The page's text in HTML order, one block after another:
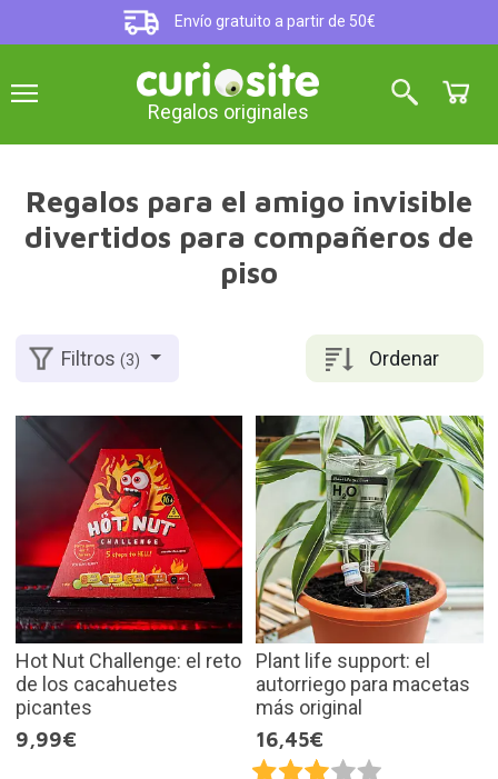
Envío gratuito a partir de 50€
Regalos originales
Regalos para el amigo invisible
divertidos para compañeros de
piso
Ordenar
Filtros(3)
Hot Nut Challenge: el reto
de los cacahuetes
picantes
9,99€
Plant life support: el
autorriego para macetas
más original
16,45€